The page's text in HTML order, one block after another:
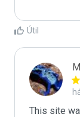
Útil
This site